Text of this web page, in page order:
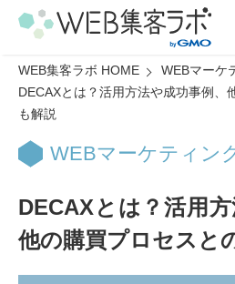
WEB集客ラボ HOME WEBマーケ
DECAXとは？活用方法や成功事例、
も解説
WEBマーケティン
DECAXとは？活用方
他の購買プロセスと